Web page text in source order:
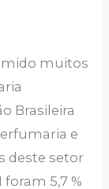
muitos
Brasileira
e
deste setor
5,7 %